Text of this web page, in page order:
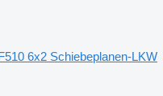
6x2 Schiebeplanen-LKW